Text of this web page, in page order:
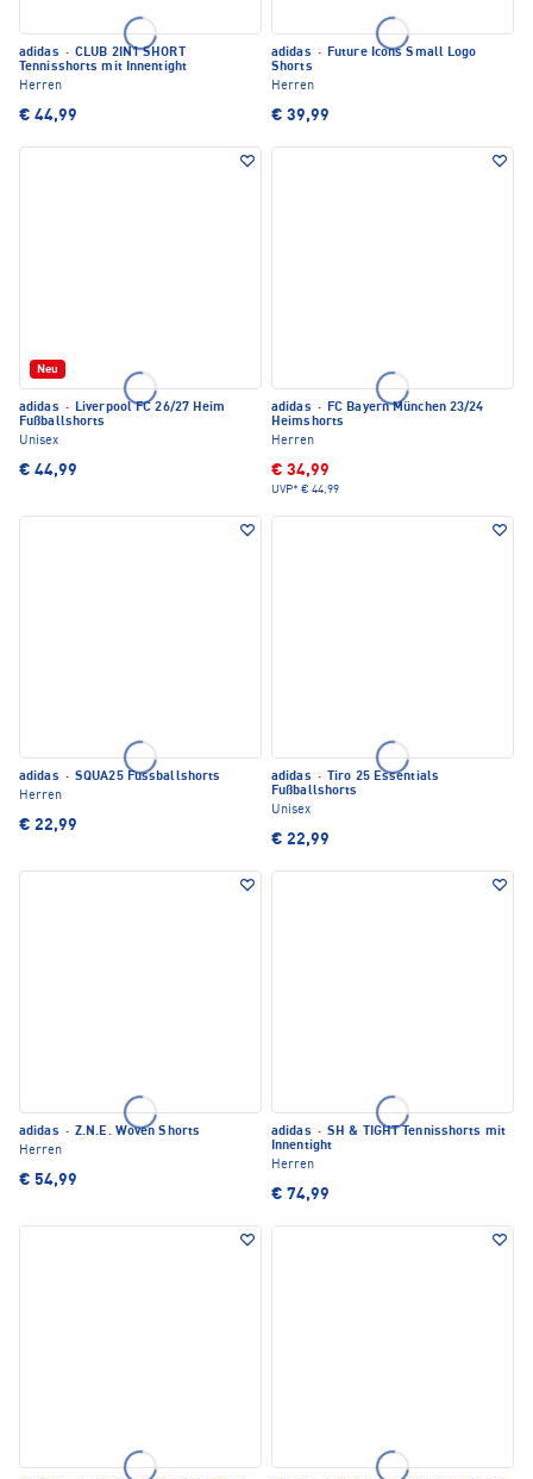
adidas · CLUB 2IN1 SHORT
Tennisshorts mit Innentight
Herren
€ 44,99
adidas · Future Icons Small Logo
Shorts
Herren
€ 39,99
Neu
adidas · Liverpool FC 26/27 Heim
Fußballshorts
Unisex
€ 44,99
adidas · FC Bayern München 23/24
Heimshorts
Herren
€ 34,99
UVP* € 44,99
adidas · SQUA25 Fussballshorts
Herren
€ 22,99
adidas ·
Tiro 25 Essentials
Fußballshorts
Unisex
€ 22,99
adidas · Z.N.E. Woven Shorts
Herren
€ 54,99
adidas · SH & TIGHT Tennisshorts mit
Innentight
Herren
€ 74,99